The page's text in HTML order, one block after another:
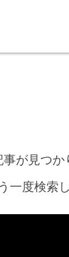
が見つか
一度検索